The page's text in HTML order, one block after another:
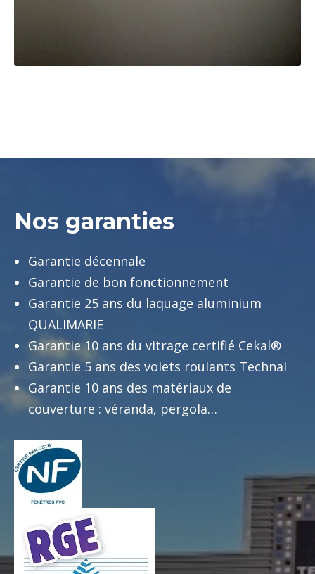
Nos garanties
Garantie décennale
Garantie de bon fonctionnement
Garantie 25 ans du laquage aluminium
QUALIMARIE
Garantie 10 ans du vitrage certifié Cekal®
Garantie 5 ans des volets roulants Technal
Garantie 10 ans des matériaux de
couverture : véranda, pergola…